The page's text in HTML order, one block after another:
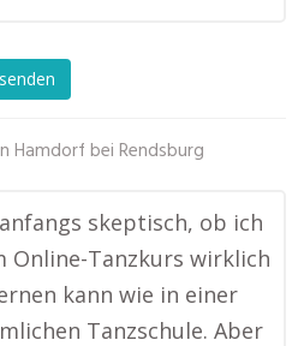
Hamdorf bei Rendsburg
skeptisch, ob ich
Online-Tanzkurs wirklich
kann wie in einer
Tanzschule. Aber